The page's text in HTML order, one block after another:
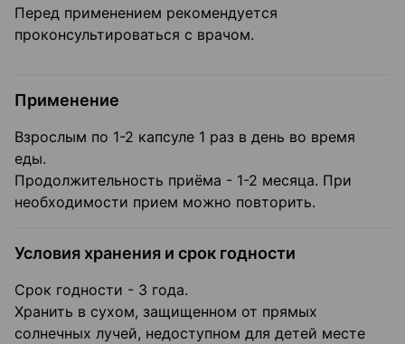
Перед применением рекомендуется
проконсультироваться с врачом.
Применение
Взрослым по 1-2 капсуле 1 раз в день во время
еды.
Продолжительность приёма - 1-2 месяца. При
необходимости прием можно повторить.
Условия хранения и срок годности
Срок годности - 3 года.
Хранить в сухом, защищенном от прямых
солнечных лучей, недоступном для детей месте